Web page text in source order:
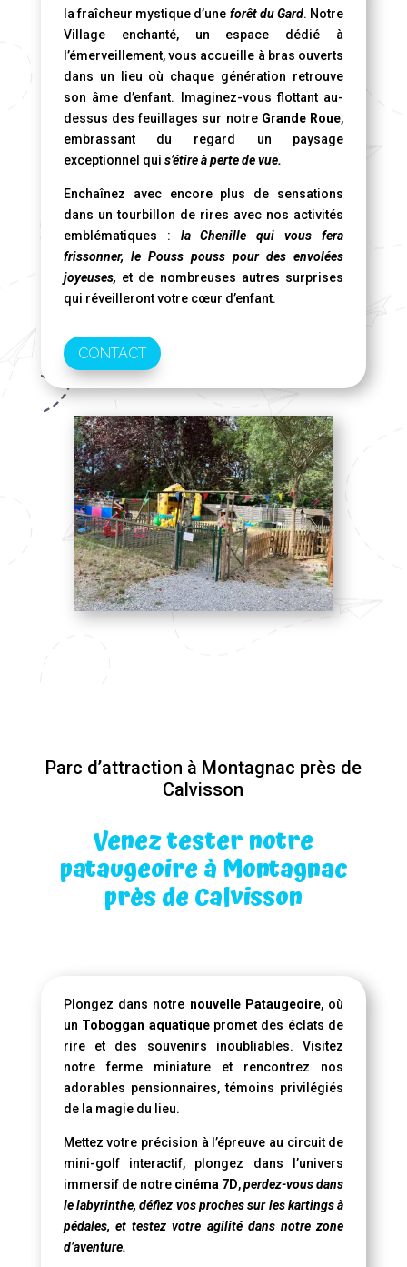
la fraîcheur mystique d’une forêt du Gard. Notre
Village enchanté, un espace dédié à
l’émerveillement, vous accueille à bras ouverts
dans un lieu où chaque génération retrouve
son âme d’enfant. Imaginez-vous flottant au-
dessus des feuillages sur notre Grande Roue,
embrassant du regard un paysage
exceptionnel qui s’étire à perte de vue.
Enchaînez avec encore plus de sensations
dans un tourbillon de rires avec nos activités
emblématiques : la Chenille qui vous fera
frissonner, le Pouss pouss pour des envolées
joyeuses, et de nombreuses autres surprises
qui réveilleront votre cœur d’enfant.
CONTACT
Parc d’attraction à Montagnac près de
Calvisson
Venez tester notre
pataugeoire à Montagnac
près de Calvisson
Plongez dans notre nouvelle Pataugeoire, où
un Toboggan aquatiquepromet des éclats de
rire et des souvenirs inoubliables. Visitez
notre ferme miniature et rencontrez nos
adorables pensionnaires, témoins privilégiés
de la magie du lieu.
Mettez votre précision à l’épreuve au circuit de
mini-golf interactif, plongez dans l’univers
immersif de notre cinéma 7D,perdez-vous dans
le labyrinthe, défiez vos proches sur les kartings à
pédales, et testez votre agilité dans notre zone
d’aventure.